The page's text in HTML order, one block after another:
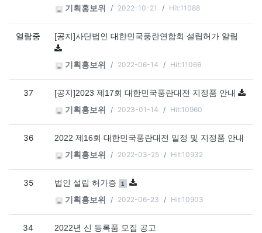
기획홍보위
2022-10-21 Hit:11088
열람중 [공지]사단법인 대한민국풍란연합회 설립허가 알림
기획홍보위 2022-06-14 Hit:11066
37
[공지]2023 제17회 대한민국풍란대전 지정품 안내
기획홍보위
2023-01-14 Hit:10960
36
2022 제16회 대한민국풍란대전 일정 및 지정품 안내
기획홍보위
2022-03-25 Hit:10932
35 법인 설립 허가증 댓글
1 개
기획홍보위 2022-06-23 Hit:10903
34
2022년 신 등록품 모집 공고